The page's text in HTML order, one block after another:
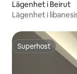
Lägenhet i Beirut
Lägenhet i
Superhost
Superhost